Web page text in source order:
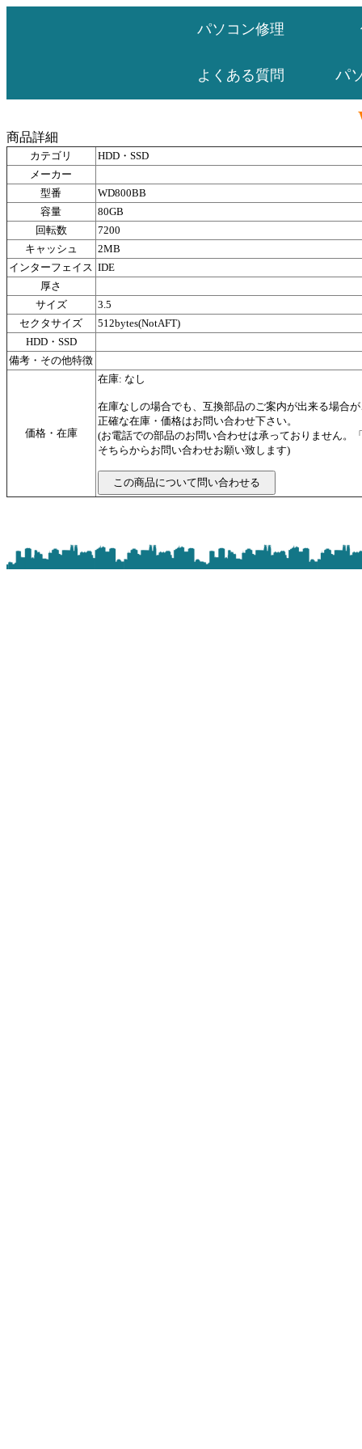
パソコン修理
よくある質問 パ
商品詳細
カテゴリ
HDD・SSD
メーカー
型番
WD800BB
容量
80GB
回転数
7200
キャッシュ
2MB
インターフェイス IDE
厚さ
サイズ
3.5
セクタサイズ
512bytes(NotAFT)
HDD・SSD
備考・その他特徴
価格・在庫
在庫: なし
在庫なしの場合でも、互換部品のご案内が出来る場合
正確な在庫・価格はお問い合わせ下さい。
(お電話での部品のお問い合わせは承っておりません。
そちらからお問い合わせお願い致します)